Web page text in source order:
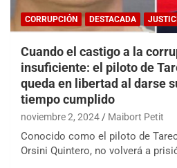
CORRUPCIÓN DESTACADA
Cuando el castigo a la
insuficiente: el piloto de
queda en libertad al darse
tiempo cumplido
noviembre 2, 2024 Maibort Petit
Conocido como el piloto de
Orsini Quintero, no volverá a